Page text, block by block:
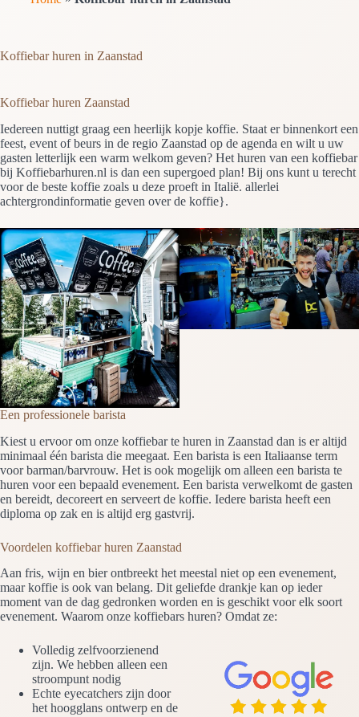
Koffiebar huren in Zaanstad
Koffiebar huren Zaanstad
Iedereen nuttigt graag een heerlijk kopje koffie. Staat er binnenkort een
feest, event of beurs in de regio Zaanstad op de agenda en wilt u uw
gasten letterlijk een warm welkom geven? Het huren van een koffiebar
bij Koffiebarhuren.nl is dan een supergoed plan! Bij ons kunt u terecht
voor de beste koffie zoals u deze proeft in Italië. allerlei
achtergrondinformatie geven over de koffie}.
Een professionele barista
Kiest u ervoor om onze koffiebar te huren in Zaanstad dan is er altijd
minimaal één barista die meegaat. Een barista is een Italiaanse term
voor barman/barvrouw. Het is ook mogelijk om alleen een barista te
huren voor een bepaald evenement. Een barista verwelkomt de gasten
en bereidt, decoreert en serveert de koffie. Iedere barista heeft een
diploma op zak en is altijd erg gastvrij.
Voordelen koffiebar huren Zaanstad
Aan fris, wijn en bier ontbreekt het meestal niet op een evenement,
maar koffie is ook van belang. Dit geliefde drankje kan op ieder
moment van de dag gedronken worden en is geschikt voor elk soort
evenement. Waarom onze koffiebars huren? Omdat ze:
Volledig zelfvoorzienend
zijn. We hebben alleen een
stroompunt nodig
Echte eyecatchers zijn door
het hoogglans ontwerp en de